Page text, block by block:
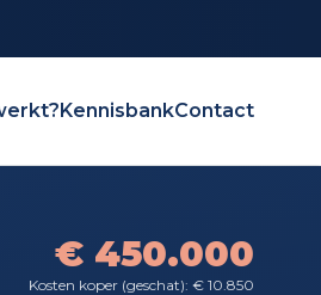
KennisbankContact
€ 450.000
Kosten koper (geschat): € 10.850